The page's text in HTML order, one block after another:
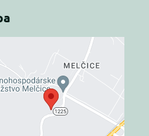
Externý obsah je
blokovaný Voľbami
súkromia
si načítať externý obsah?